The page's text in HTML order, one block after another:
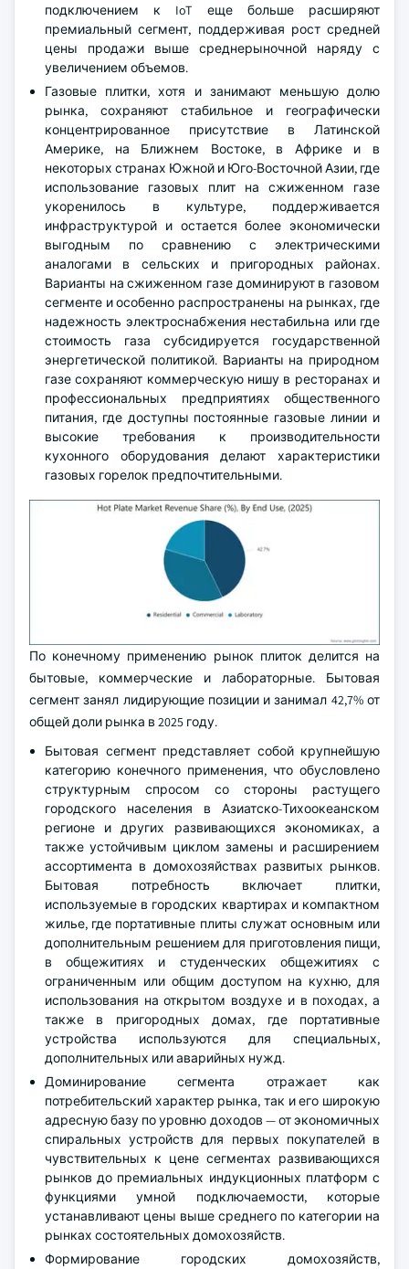
подключением к IoT еще больше расширяют
премиальный сегмент, поддерживая рост средней
цены продажи выше среднерыночной наряду с
увеличением объемов.
Газовые плитки, хотя и занимают меньшую долю
рынка, сохраняют стабильное и географически
концентрированное присутствие в Латинской
Америке, на Ближнем Востоке, в Африке и в
некоторых странах Южной и Юго-Восточной Азии, где
использование газовых плит на сжиженном газе
укоренилось в культуре, поддерживается
инфраструктурой и остается более экономически
выгодным по сравнению с электрическими
аналогами в сельских и пригородных районах.
Варианты на сжиженном газе доминируют в газовом
сегменте и особенно распространены на рынках, где
надежность электроснабжения нестабильна или где
стоимость газа субсидируется государственной
энергетической политикой. Варианты на природном
газе сохраняют коммерческую нишу в ресторанах и
профессиональных предприятиях общественного
питания, где доступны постоянные газовые линии и
высокие требования к производительности
кухонного оборудования делают характеристики
газовых горелок предпочтительными.
По конечному применению рынок плиток делится на
бытовые, коммерческие и лабораторные. Бытовая
сегмент занял лидирующие позиции и занимал 42,7% от
общей доли рынка в 2025 году.
Бытовая сегмент представляет собой крупнейшую
категорию конечного применения, что обусловлено
структурным спросом со стороны растущего
городского населения в Азиатско-Тихоокеанском
регионе и других развивающихся экономиках, а
также устойчивым циклом замены и расширением
ассортимента в домохозяйствах развитых рынков.
Бытовая потребность включает плитки,
используемые в городских квартирах и компактном
жилье, где портативные плиты служат основным или
дополнительным решением для приготовления пищи,
в общежитиях и студенческих общежитиях с
ограниченным или общим доступом на кухню, для
использования на открытом воздухе и в походах, а
также в пригородных домах, где портативные
устройства используются для специальных,
дополнительных или аварийных нужд.
Доминирование сегмента отражает как
потребительский характер рынка, так и его широкую
адресную базу по уровню доходов — от экономичных
спиральных устройств для первых покупателей в
чувствительных к цене сегментах развивающихся
рынков до премиальных индукционных платформ с
функциями умной подключаемости, которые
устанавливают цены выше среднего по категории на
рынках состоятельных домохозяйств.
Формирование городских домохозяйств,